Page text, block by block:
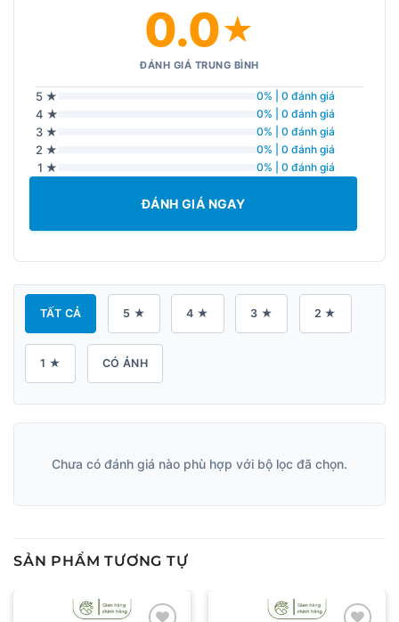
0.0★
ĐÁNH GIÁ TRUNG BÌNH
5 ★ 0% | 0 đánh giá
4 ★ 0% | 0 đánh giá
3 ★ 0% | 0 đánh giá
2 ★ 0% | 0 đánh giá
1 ★ 0% | 0 đánh giá
ĐÁNH GIÁ NGAY
TẤT CẢ 5 ★ 4 ★ 3 ★ 2 ★
1 ★ CÓ ẢNH
Chưa có đánh giá nào phù hợp với bộ lọc đã chọn.
SẢN PHẨM TƯƠNG TỰ